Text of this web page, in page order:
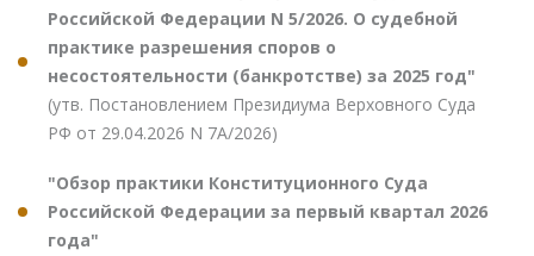
Российской Федерации N 5/2026. О судебной
практике разрешения споров о
несостоятельности (банкротстве) за 2025 год"
(утв. Постановлением Президиума Верховного Суда
РФ от 29.04.2026 N 7А/2026)
"Обзор практики Конституционного Суда
Российской Федерации за первый квартал 2026
года"